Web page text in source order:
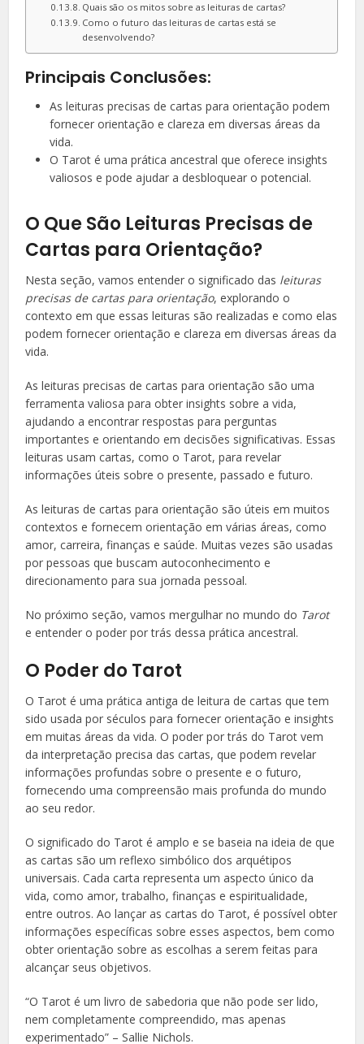
Quais são os mitos sobre as leituras de cartas?
Como o futuro das leituras de cartas está se
desenvolvendo?
Principais Conclusões:
As leituras precisas de cartas para orientação podem
fornecer orientação e clareza em diversas áreas da
vida.
O Tarot é uma prática ancestral que oferece insights
valiosos e pode ajudar a desbloquear o potencial.
O Que São Leituras Precisas de
Cartas para Orientação?
Nesta seção, vamos entender o significado das leituras
precisas de cartas para orientação, explorando o
contexto em que essas leituras são realizadas e como elas
podem fornecer orientação e clareza em diversas áreas da
vida.
As leituras precisas de cartas para orientação são uma
ferramenta valiosa para obter insights sobre a vida,
ajudando a encontrar respostas para perguntas
importantes e orientando em decisões significativas. Essas
leituras usam cartas, como o Tarot, para revelar
informações úteis sobre o presente, passado e futuro.
As leituras de cartas para orientação são úteis em muitos
contextos e fornecem orientação em várias áreas, como
amor, carreira, finanças e saúde. Muitas vezes são usadas
por pessoas que buscam autoconhecimento e
direcionamento para sua jornada pessoal.
No próximo seção, vamos mergulhar no mundo do Tarot
e entender o poder por trás dessa prática ancestral.
O Poder do Tarot
O Tarot é uma prática antiga de leitura de cartas que tem
sido usada por séculos para fornecer orientação e insights
em muitas áreas da vida. O poder por trás do Tarot vem
da interpretação precisa das cartas, que podem revelar
informações profundas sobre o presente e o futuro,
fornecendo uma compreensão mais profunda do mundo
ao seu redor.
O significado do Tarot é amplo e se baseia na ideia de que
as cartas são um reflexo simbólico dos arquétipos
universais. Cada carta representa um aspecto único da
vida, como amor, trabalho, finanças e espiritualidade,
entre outros. Ao lançar as cartas do Tarot, é possível obter
informações específicas sobre esses aspectos, bem como
obter orientação sobre as escolhas a serem feitas para
alcançar seus objetivos.
“O Tarot é um livro de sabedoria que não pode ser lido,
nem completamente compreendido, mas apenas
experimentado” – Sallie Nichols.